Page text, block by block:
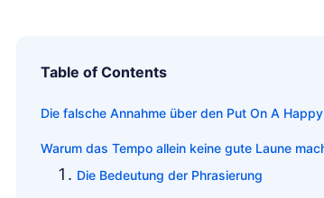
Table of Contents
Die falsche Annahme über den Put On A
Warum das Tempo allein keine gute Laune
Die Bedeutung der Phrasierung